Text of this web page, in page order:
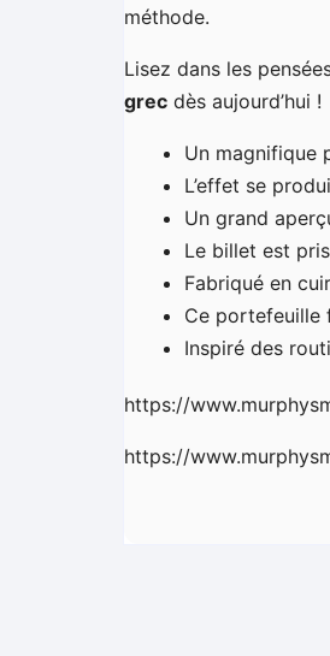
méthode.
Lisez dans les
grec dès aujourd’hui !
Un magnifique
L’effet se
Un grand
Le billet est
Fabriqué en
Ce portefeuille
Inspiré des
https://
https://